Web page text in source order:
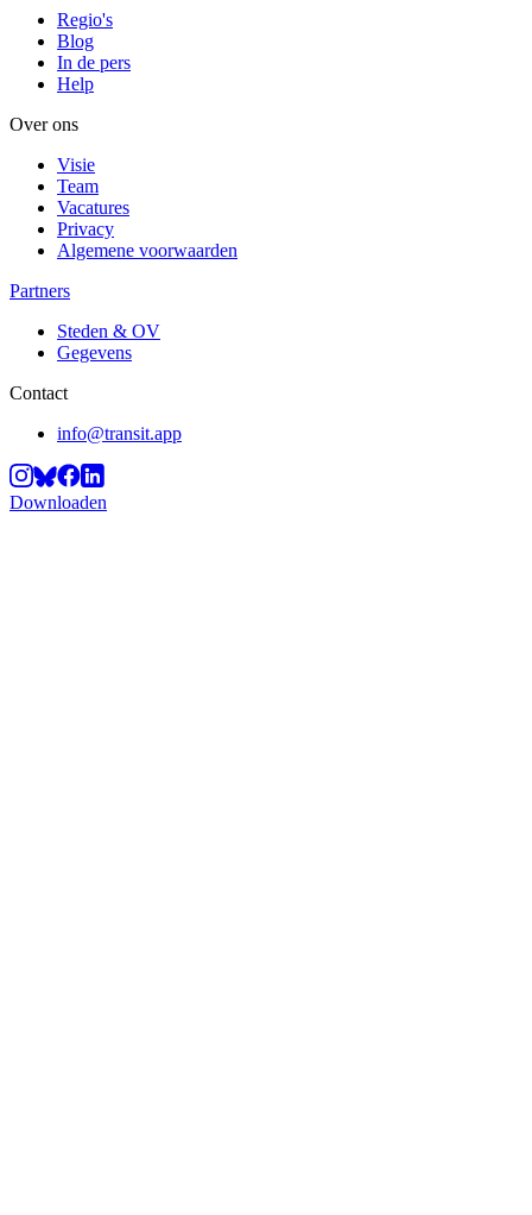
Regio's
Blog
In de pers
Help
Over ons
Visie
Team
Vacatures
Privacy
Algemene voorwaarden
Partners
Steden & OV
Gegevens
Contact
info@transit.app
Downloaden